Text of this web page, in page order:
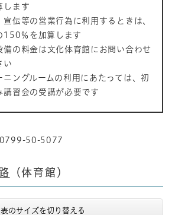
します
宣伝等の営業行為に利用するときは、
150％を加算します
備の料金は文化体育館にお問い合わせ
い
ニングルームの利用にあたっては、初
講習会の受講が必要です
50-5077
（体育館）
表のサイズを切り替える